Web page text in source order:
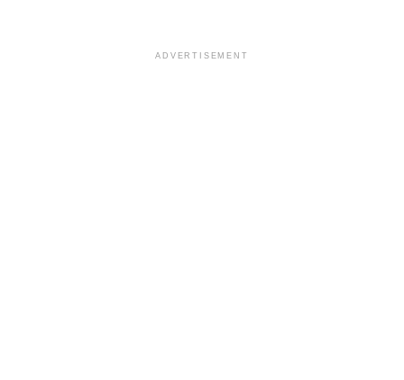
ADVERTISEMENT